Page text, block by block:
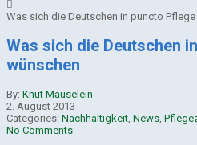
Was sich die Deutschen in puncto
Was sich die Deutschen
wünschen
By: Knut Mäuselein
2. August 2013
Categories: Nachhaltigkeit News
No Comments